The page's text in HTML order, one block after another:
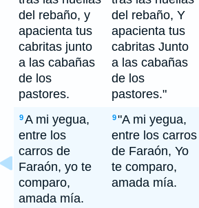
del rebaño, y
apacienta tus
cabritas junto
a las cabañas
de los
pastores.
del rebaño, Y
apacienta tus
cabritas Junto
a las cabañas
de los
pastores."
9A mi yegua,
entre los
carros de
Faraón, yo te
comparo,
amada mía.
9"A mi yegua,
entre los carros
de Faraón, Yo
te comparo,
amada mía.